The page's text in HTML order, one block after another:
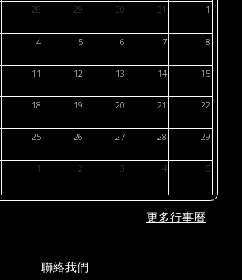
28 29 30 31 1
4 5 6 7 8
11 12 13 14 15
18 19 20 21 22
25 26 27 28 29
1 2 3 4 5
更多行事曆
聯絡我們